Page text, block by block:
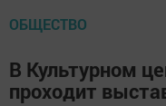
ОБЩЕСТВО
В Культурном
проходит